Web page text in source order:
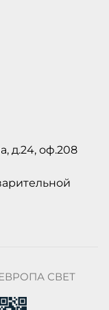
д.24, оф.208
ЕВРОПА СВЕТ